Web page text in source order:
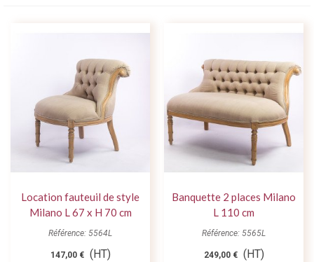
Location fauteuil de style
Milano L 67 x H 70 cm
Référence: 5564L
147,00 € (HT)
Banquette 2 places Milano
L 110 cm
Référence: 5565L
249,00 € (HT)